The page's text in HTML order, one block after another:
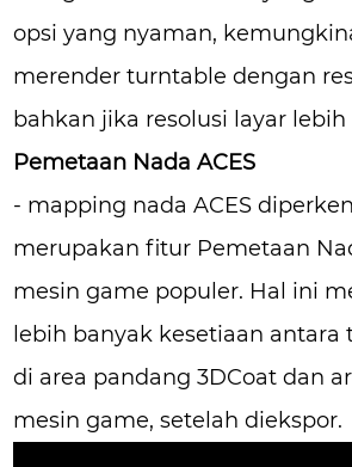
opsi yang nyaman,
merender turntable dengan
bahkan jika resolusi layar lebih
Pemetaan Nada ACES
- mapping nada ACES
merupakan fitur Pemetaan
mesin game populer. Hal ini
lebih banyak kesetiaan antara
di area pandang 3DCoat dan
mesin game, setelah diekspor.